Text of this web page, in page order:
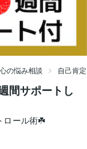
の悩み相談 自己肯
間サポートし
ロール術☘️